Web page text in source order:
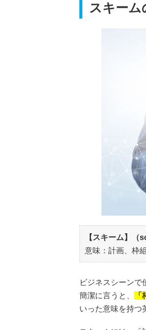
スキーム
【スキーム】（
意味：計画、枠
ビジネスシーンで
簡潔に言うと、
いった意味を持つ